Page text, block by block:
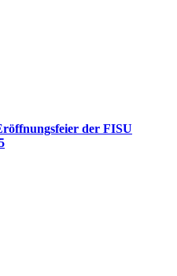
der FISU